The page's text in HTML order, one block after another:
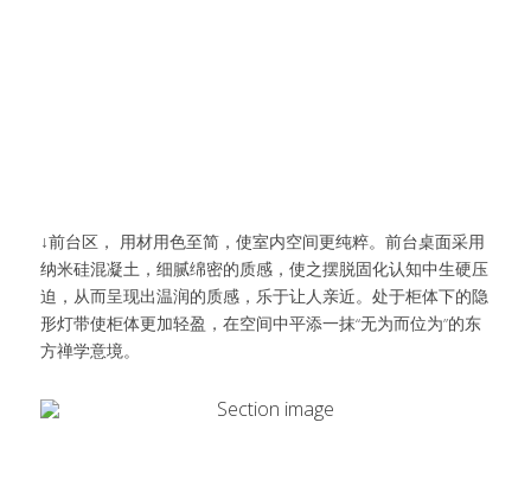
↓前台区， 用材用色至简，使室内空间更纯粹。前台桌面采用
纳米硅混凝土，细腻绵密的质感，使之摆脱固化认知中生硬压
迫，从而呈现出温润的质感，乐于让人亲近。处于柜体下的隐
形灯带使柜体更加轻盈，在空间中平添一抹“无为而位为”的东
方禅学意境。